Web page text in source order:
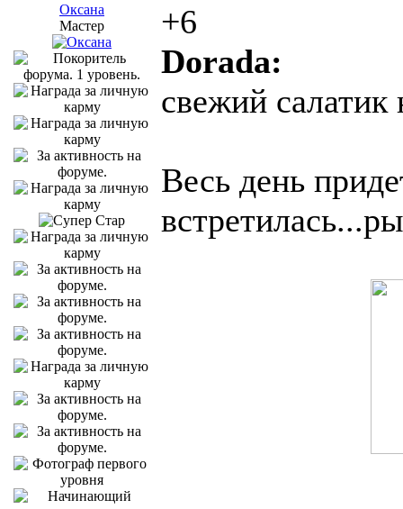
Оксана
Мастер
+6
Dorada:
свежий салатик
Весь день